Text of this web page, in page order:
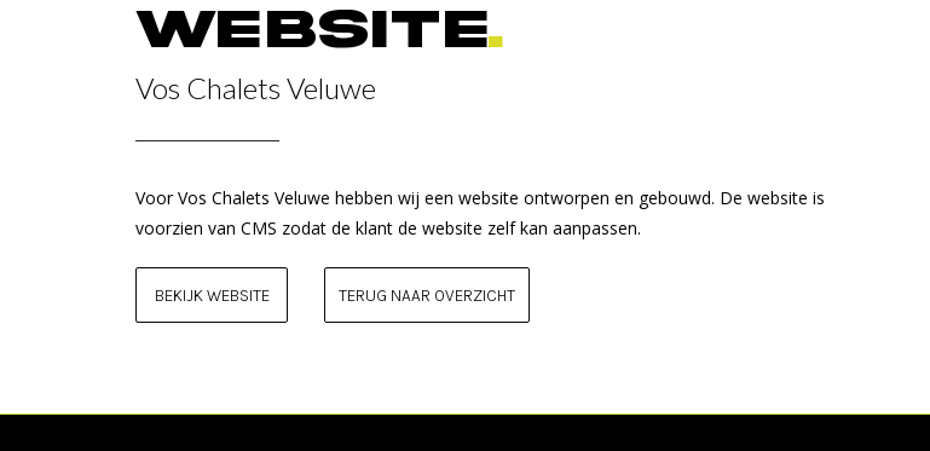
website.
Vos Chalets Veluwe
Voor Vos Chalets Veluwe hebben wij een website ontworpen en gebouwd. De website is
voorzien van CMS zodat de klant de website zelf kan aanpassen.
BEKIJK WEBSITE TERUG NAAR OVERZICHT